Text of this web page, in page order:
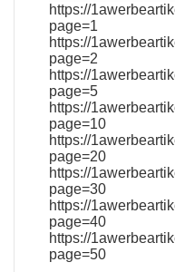
https://
page=1
https://
page=2
https://
page=5
https://
page=10
https://
page=20
https://
page=30
https://
page=40
https://
page=50